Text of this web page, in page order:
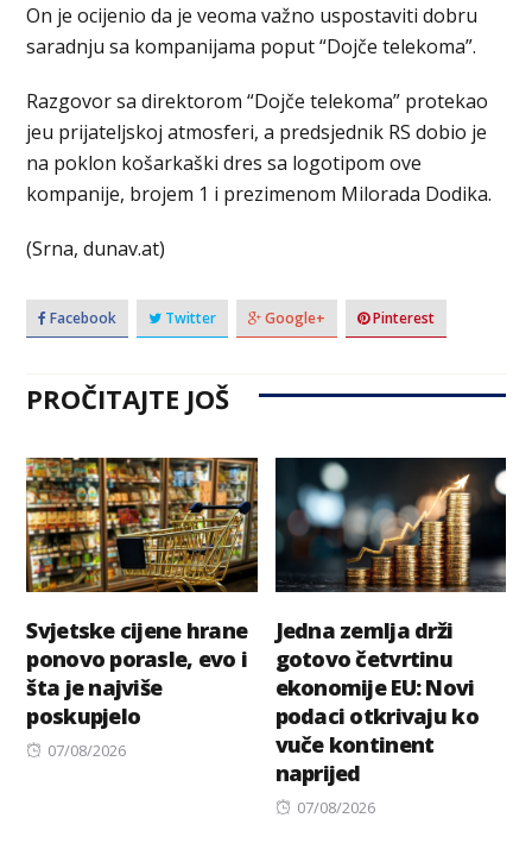
On je ocijenio da je veoma važno uspostaviti dobru
saradnju sa kompanijama poput “Dojče telekoma”.
Razgovor sa direktorom “Dojče telekoma” protekao
jeu prijateljskoj atmosferi, a predsjednik RS dobio je
na poklon košarkaški dres sa logotipom ove
kompanije, brojem 1 i prezimenom Milorada Dodika.
(Srna, dunav.at)
Facebook Twitter Google+ Pinterest
PROČITAJTE JOŠ
Svjetske cijene hrane
ponovo porasle, evo i
šta je najviše
poskupjelo
Posted
07/08/2026
Jedna zemlja drži
gotovo četvrtinu
ekonomije EU: Novi
podaci otkrivaju ko
vuče kontinent
naprijed
Posted
07/08/2026